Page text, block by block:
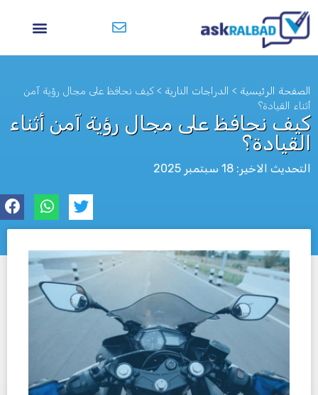
الصفحة الرئيسية > الدراجات النارية > كيف نحافظ على مجال رؤية آمن
أثناء القيادة؟
كيف نحافظ على مجال رؤية آمن أثناء
القيادة؟
التحديث الاخير: 18 سبتمبر 2025
לא